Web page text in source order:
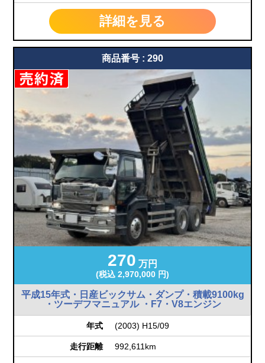
詳細を見る
商品番号 : 290
270 万円
(税込 2,970,000 円)
平成15年式・日産ビックサム・ダンプ・積載9100kg
・ツーデフマニュアル ・F7・V8エンジン
年式 (2003) H15/09
走行距離 992,611km